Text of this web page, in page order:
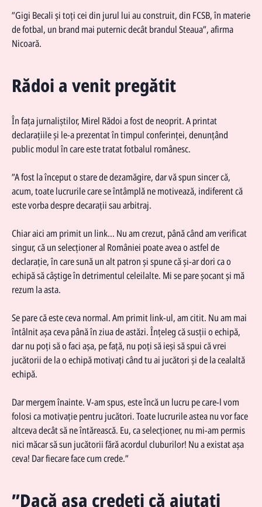
”Gigi Becali și toți cei din jurul lui au construit, din FCSB, în materie
de fotbal, un brand mai puternic decât brandul Steaua”, afirma
Nicoară.
Rădoi a venit pregătit
În fața jurnaliștilor, Mirel Rădoi a fost de neoprit. A printat
declarațiile și le-a prezentat în timpul conferinței, denunțând
public modul în care este tratat fotbalul românesc.
”A fost la început o stare de dezamăgire, dar vă spun sincer că,
acum, toate lucrurile care se întâmplă ne motivează, indiferent că
este vorba despre decarații sau arbitraj.
Chiar aici am primit un link... Nu am crezut, până când am verificat
singur, că un selecționer al României poate avea o astfel de
declarație, în care sună un alt patron și spune că și-ar dori ca o
echipă să câștige în detrimentul celeilalte. Mi se pare șocant și mă
rezum la asta.
Se pare că este ceva normal. Am primit link-ul, am citit. Nu am mai
întâlnit așa ceva până în ziua de astăzi. Înțeleg că susții o echipă,
dar nu poți să o faci așa, pe față, nu poți să ieși să spui că vrei
jucătorii de la o echipă motivați când tu ai jucători și de la cealaltă
echipă.
Dar mergem înainte. V-am spus, este încă un lucru pe care-l vom
folosi ca motivație pentru jucători. Toate lucrurile astea nu vor face
altceva decât să ne întărească. Eu, ca selecționer, nu mi-am permis
nici măcar să sun jucătorii fără acordul cluburilor! Nu a existat așa
ceva! Dar fiecare face cum crede.”
”Dacă așa credeți că ajutați